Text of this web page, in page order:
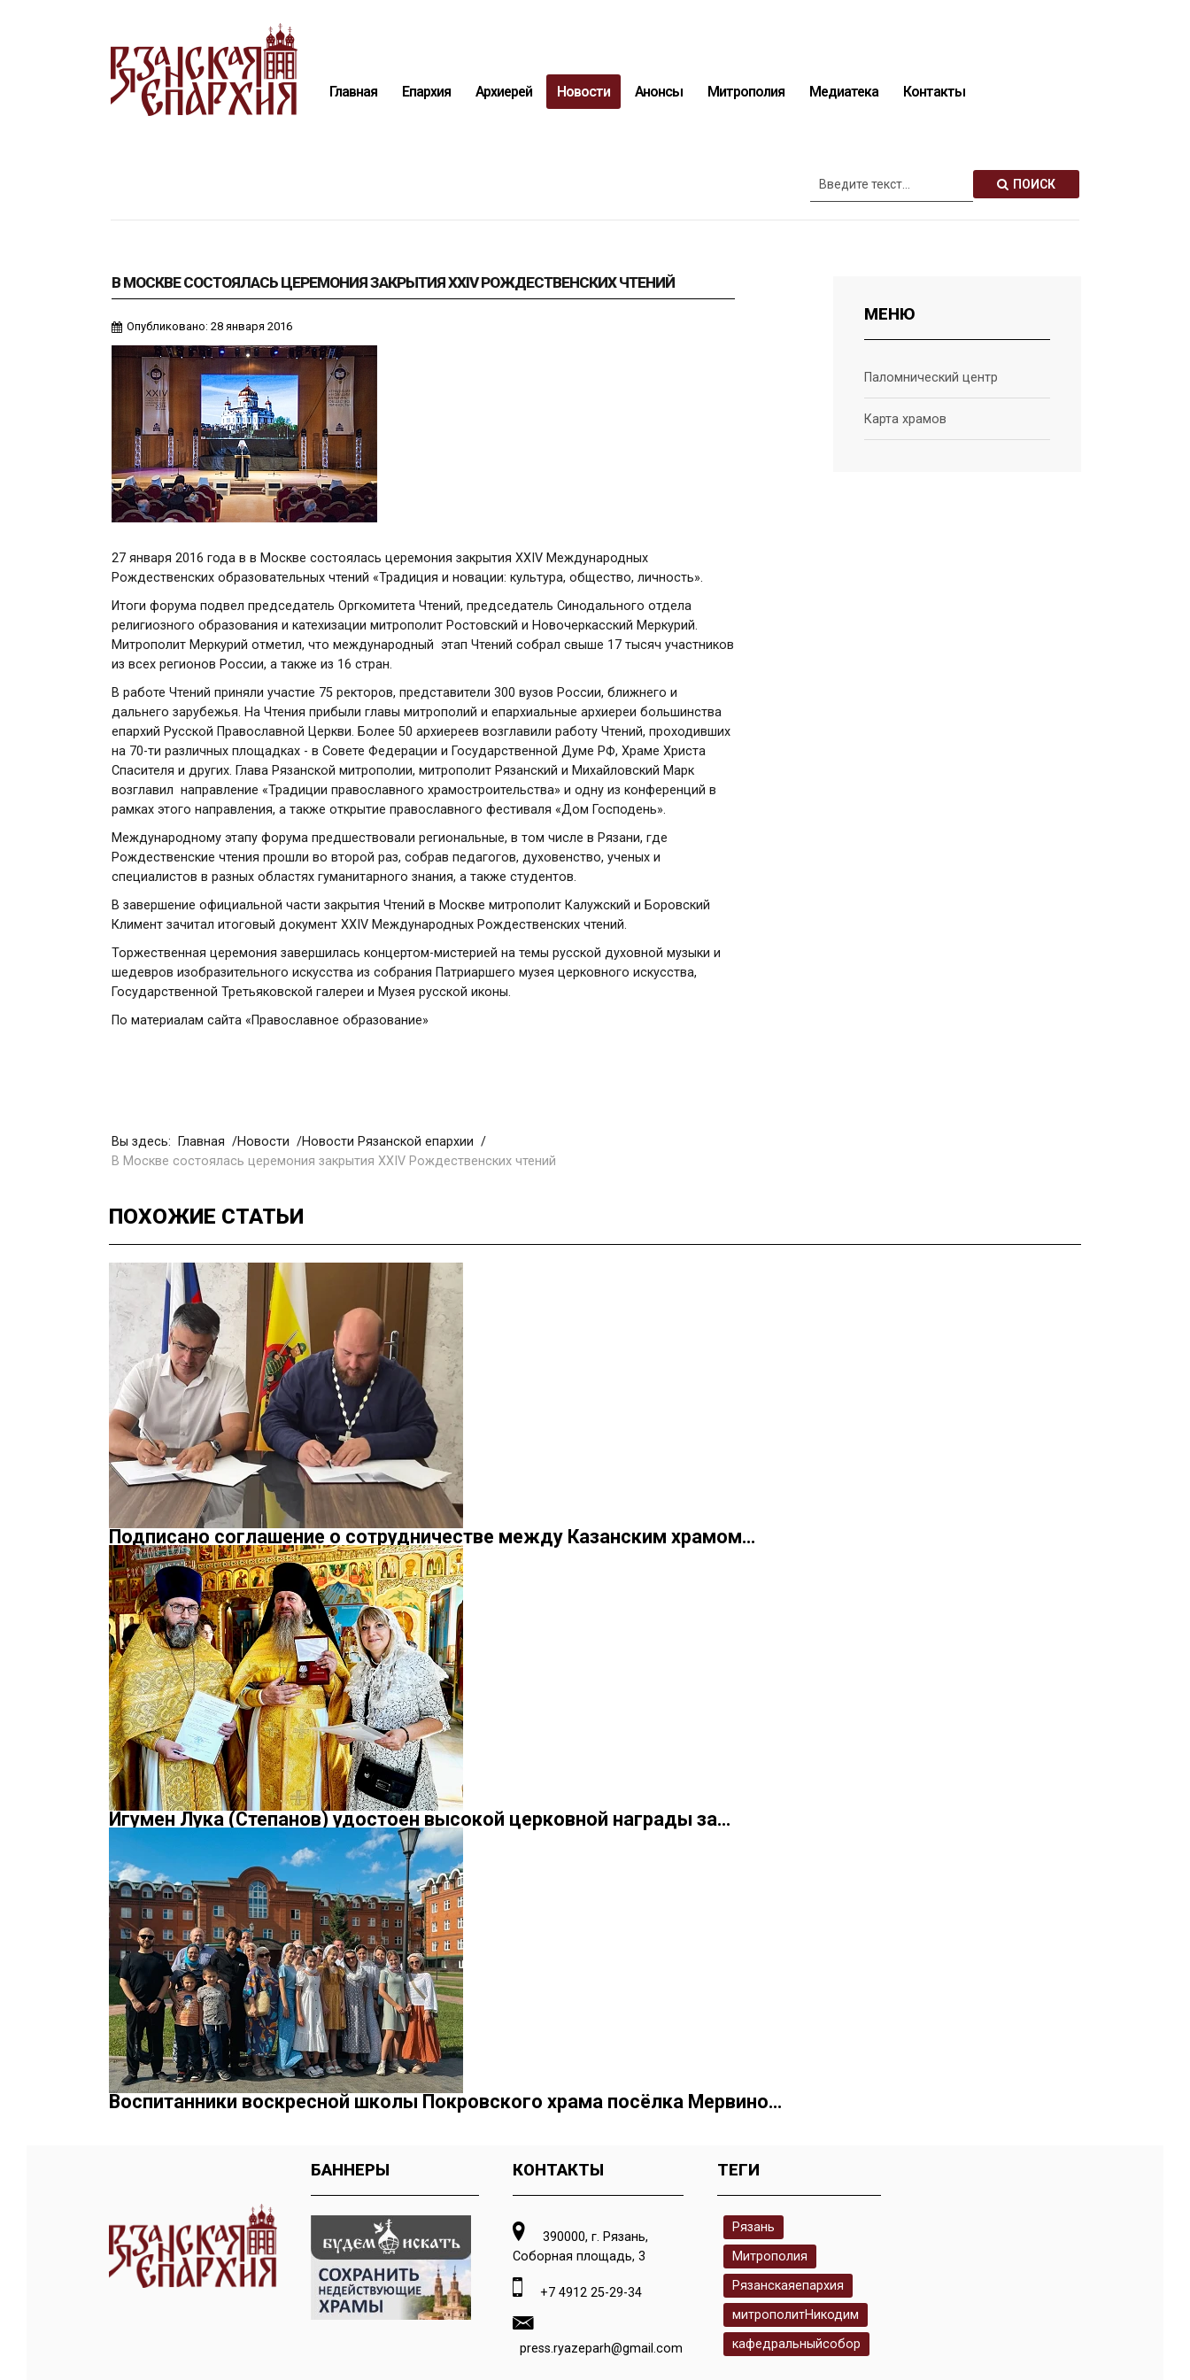
Главная Епархия Архиерей Новости Анонсы Митрополия Медиатека Контакты
ПОИСК
В МОСКВЕ СОСТОЯЛАСЬ ЦЕРЕМОНИЯ ЗАКРЫТИЯ XXIV РОЖДЕСТВЕНСКИХ ЧТЕНИЙ
Опубликовано: 28 января 2016
27 января 2016 года в в Москве состоялась церемония закрытия XXIV Международных
Рождественских образовательных чтений «Традиция и новации: культура, общество, личность».
Итоги форума подвел председатель Оргкомитета Чтений, председатель Синодального отдела
религиозного образования и катехизации митрополит Ростовский и Новочеркасский Меркурий.
Митрополит Меркурий отметил, что международный этап Чтений собрал свыше 17 тысяч участников
из всех регионов России, а также из 16 стран.
В работе Чтений приняли участие 75 ректоров, представители 300 вузов России, ближнего и
дальнего зарубежья. На Чтения прибыли главы митрополий и епархиальные архиереи большинства
епархий Русской Православной Церкви. Более 50 архиереев возглавили работу Чтений, проходивших
на 70-ти различных площадках - в Совете Федерации и Государственной Думе РФ, Храме Христа
Спасителя и других. Глава Рязанской митрополии, митрополит Рязанский и Михайловский Марк
возглавил направление «Традиции православного храмостроительства» и одну из конференций в
рамках этого направления, а также открытие православного фестиваля «Дом Господень».
Международному этапу форума предшествовали региональные, в том числе в Рязани, где
Рождественские чтения прошли во второй раз, собрав педагогов, духовенство, ученых и
специалистов в разных областях гуманитарного знания, а также студентов.
В завершение официальной части закрытия Чтений в Москве митрополит Калужский и Боровский
Климент зачитал итоговый документ XXIV Международных Рождественских чтений.
Торжественная церемония завершилась концертом-мистерией на темы русской духовной музыки и
шедевров изобразительного искусства из собрания Патриаршего музея церковного искусства,
Государственной Третьяковской галереи и Музея русской иконы.
По материалам сайта «Православное образование»
Вы здесь: Главная Новости
Новости Рязанской епархии
В Москве состоялась церемония закрытия XXIV Рождественских чтений
МЕНЮ
Паломнический центр
Карта храмов
ПОХОЖИЕ СТАТЬИ
Подписано соглашение о сотрудничестве между Казанским храмом…
Игумен Лука (Степанов) удостоен высокой церковной награды за…
Воспитанники воскресной школы Покровского храма посёлка Мервино…
БАННЕРЫ КОНТАКТЫ
390000, г. Рязань,
Соборная площадь, 3
+7 4912 25-29-34
press.ryazeparh@gmail.com
ТЕГИ
Рязань
Митрополия
Рязанскаяепархия
митрополитНикодим
кафедральныйсобор